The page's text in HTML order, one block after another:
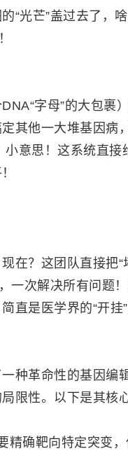
“光芒”盖过去了，
字母”的大包裹
其他一大堆基因病
意思！这系统直
在？这团队直接把
一次解决所有问题
直是医学界的“开挂”
种革命性的基因编
限性。以下是其核
精确靶向特定突变